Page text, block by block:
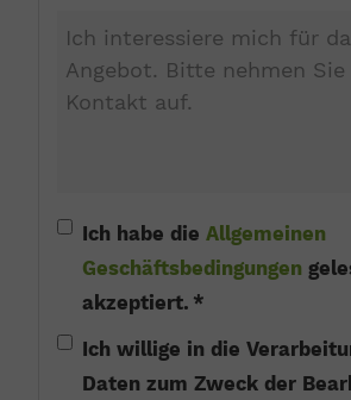
Ich habe dieAllgemeinen
Geschäftsbedingungen
akzeptiert. *
Ich willige in die
Daten zum Zweck der